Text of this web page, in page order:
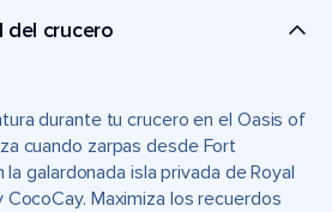
del crucero
durante tu crucero en el Oasis of
cuando zarpas desde Fort
la galardonada isla privada de Royal
Maximiza los recuerdos